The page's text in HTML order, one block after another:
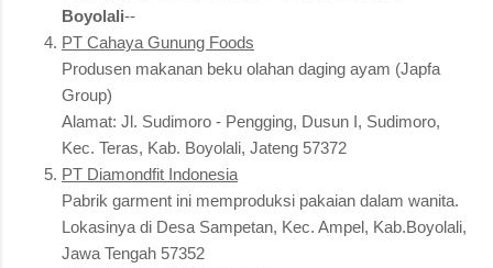
Boyolali--
PT Cahaya Gunung Foods
Produsen makanan beku olahan daging ayam (Japfa
Group)
Alamat: Jl. Sudimoro - Pengging, Dusun I, Sudimoro,
Kec. Teras, Kab. Boyolali, Jateng 57372
PT Diamondfit Indonesia
Pabrik garment ini memproduksi pakaian dalam wanita.
Lokasinya di Desa Sampetan, Kec. Ampel, Kab.Boyolali,
Jawa Tengah 57352